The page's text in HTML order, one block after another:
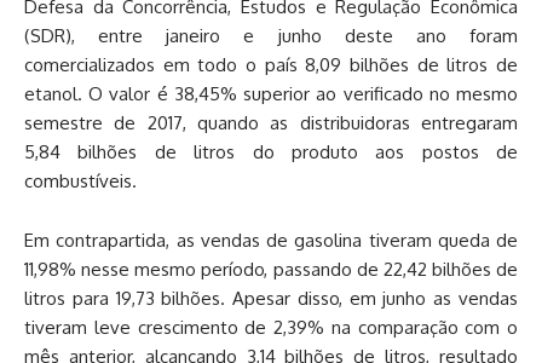
Defesa da Concorrência, Estudos e Regulação Econômica
(SDR), entre janeiro e junho deste ano foram
comercializados em todo o país 8,09 bilhões de litros de
etanol. O valor é 38,45% superior ao verificado no mesmo
semestre de 2017, quando as distribuidoras entregaram
5,84 bilhões de litros do produto aos postos de
combustíveis.
Em contrapartida, as vendas de gasolina tiveram queda de
11,98% nesse mesmo período, passando de 22,42 bilhões de
litros para 19,73 bilhões. Apesar disso, em junho as vendas
tiveram leve crescimento de 2,39% na comparação com o
mês anterior, alcançando 3,14 bilhões de litros, resultado